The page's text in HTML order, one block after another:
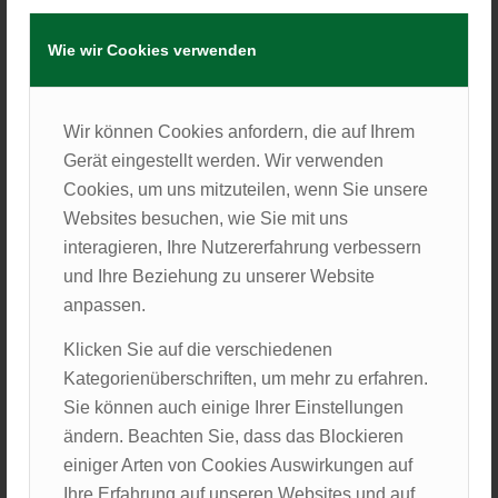
Wie wir Cookies verwenden
Wir können Cookies anfordern, die auf Ihrem
Gerät eingestellt werden. Wir verwenden
Cookies, um uns mitzuteilen, wenn Sie unsere
Websites besuchen, wie Sie mit uns
interagieren, Ihre Nutzererfahrung verbessern
und Ihre Beziehung zu unserer Website
anpassen.
Klicken Sie auf die verschiedenen
Kategorienüberschriften, um mehr zu erfahren.
Sie können auch einige Ihrer Einstellungen
ändern. Beachten Sie, dass das Blockieren
einiger Arten von Cookies Auswirkungen auf
Ihre Erfahrung auf unseren Websites und auf
Geschwisterpärchens der Fahrgemeinschaft. Auf der
Fahrt zum nächsten Döner freute ich mich über die
machten wir einen kleinen Roadtrip zu einem
Dinge im Leben wie „Hättest du lieber keinen
Geschmack oder keinen Tastsinn, z.B auch beim
Sex“ lautstark unterhielten. Einige der umsitzenden
Personen wunderten sich wahrscheinlich über die
Offenheit von uns vier Studierenden. Danach ging es
direkt weiter zum Teaching, bei dem wir schwierige
Momente oder Gespräche der letzten 2 Wochen mit
psychisch erkrankten Personen reflektierten. Als wir